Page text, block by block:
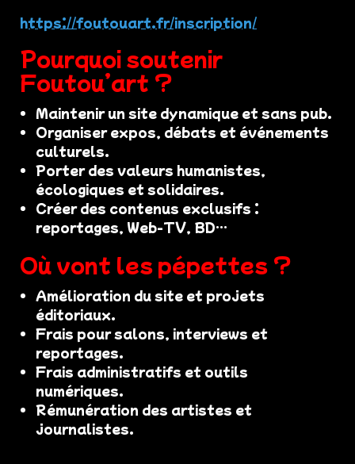
https://foutouart.fr/inscription/
Pourquoi soutenir
Foutou’art ?
Maintenir un site dynamique et sans pub.
Organiser expos, débats et événements
culturels.
Porter des valeurs humanistes,
écologiques et solidaires.
Créer des contenus exclusifs :
reportages, Web-TV, BD…
Où vont les pépettes ?
Amélioration du site et projets
éditoriaux.
Frais pour salons, interviews et
reportages.
Frais administratifs et outils
numériques.
Rémunération des artistes et
journalistes.